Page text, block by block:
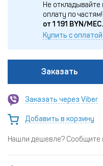
Не
оплату по частям!
от 1 191 BYN/МЕС.
Купить с
Заказать
Заказать через Viber
Добавить в корзину
Нашли дешевле? Сообщите